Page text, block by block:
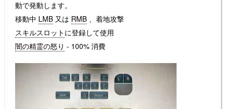
動で発動します。
移動中 LMB 又は RMB 、 着地攻撃
スキルスロット に登録して使用
闇の精霊の怒り - 100% 消費